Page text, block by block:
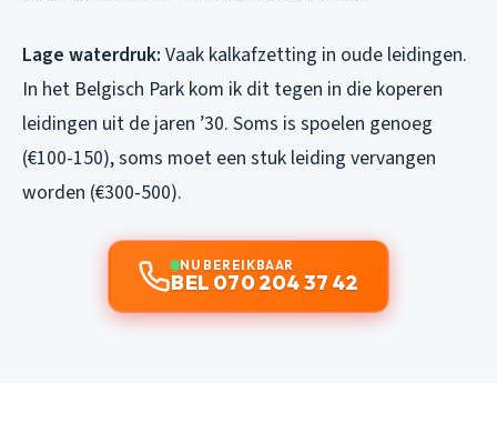
Lage waterdruk: Vaak kalkafzetting in oude leidingen.
In het Belgisch Park kom ik dit tegen in die koperen
leidingen uit de jaren ’30. Soms is spoelen genoeg
(€100-150), soms moet een stuk leiding vervangen
worden (€300-500).
NU BEREIKBAAR
BEL 070 204 37 42